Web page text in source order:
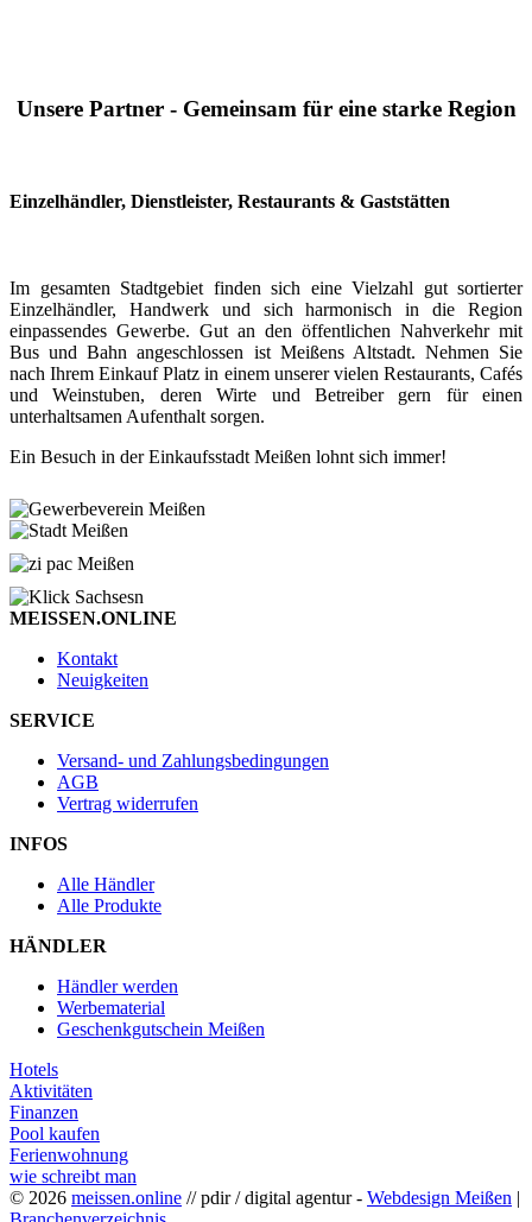
Unsere Partner - Gemeinsam für eine starke Region
Einzelhändler, Dienstleister, Restaurants & Gaststätten
Im gesamten Stadtgebiet finden sich eine Vielzahl gut sortierter
Einzelhändler, Handwerk und sich harmonisch in die Region
einpassendes Gewerbe. Gut an den öffentlichen Nahverkehr mit
Bus und Bahn angeschlossen ist Meißens Altstadt. Nehmen Sie
nach Ihrem Einkauf Platz in einem unserer vielen Restaurants, Cafés
und Weinstuben, deren Wirte und Betreiber gern für einen
unterhaltsamen Aufenthalt sorgen.
Ein Besuch in der Einkaufsstadt Meißen lohnt sich immer!
MEISSEN.ONLINE
Kontakt
Neuigkeiten
SERVICE
Versand- und Zahlungsbedingungen
AGB
Vertrag widerrufen
INFOS
Alle Händler
Alle Produkte
HÄNDLER
Händler werden
Werbematerial
Geschenkgutschein Meißen
Hotels
Aktivitäten
Finanzen
Pool kaufen
Ferienwohnung
wie schreibt man
© 2026 meissen.online // pdir / digital agentur - Webdesign Meißen |